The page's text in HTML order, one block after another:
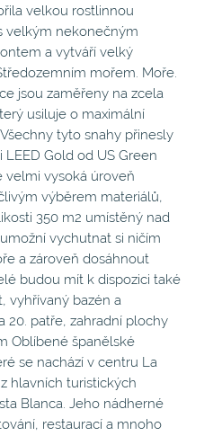
velkou rostlinnou
velkým nekonečným
a vytváří velký
mořem. Moře.
jsou zaměřeny na zcela
usiluje o maximální
tyto snahy přinesly
Gold od US Green
velmi vysoká úroveň
výběrem materiálů,
350 m2 umístěný nad
vychutnat si ničím
a zároveň dosáhnout
budou mít k dispozici také
vyhřívaný bazén a
20. patře, zahradní plochy
Oblíbené španělské
se nachází v centru La
hlavních turistických
Blanca. Jeho nádherné
restaurací a mnoho